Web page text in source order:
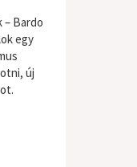
– Bardo
egy
új